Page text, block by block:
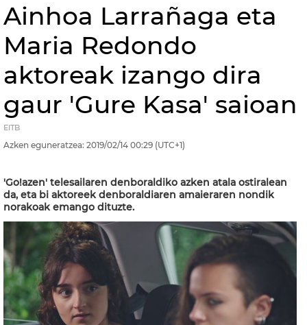
Ainhoa Larrañaga eta
Maria Redondo
aktoreak izango dira
gaur 'Gure Kasa' saioan
EITB
Azken eguneratzea: 2019/02/14 00:29 (UTC+1)
'Go!azen' telesailaren denboraldiko azken atala ostiralean
da, eta bi aktoreek denboraldiaren amaieraren nondik
norakoak emango dituzte.